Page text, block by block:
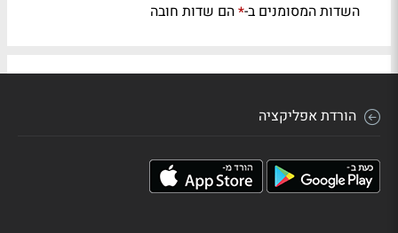
השדות המסומנים ב-*הם שדות חובה
הורדת אפליקציה